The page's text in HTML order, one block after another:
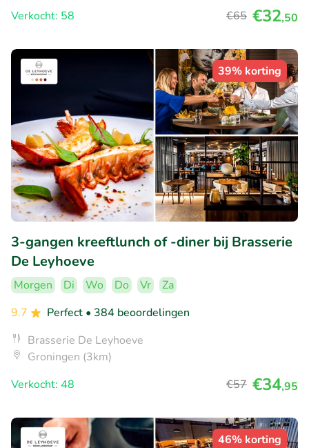
Verkocht: 58
€65 €32,50
39% korting
3-gangen kreeftlunch of -diner bij Brasserie
De Leyhoeve
Morgen Di Wo Do Vr
Za
9.7
Perfect • 384 beoordelingen
Brasserie De Leyhoeve
Groningen (3km)
Verkocht: 48
€57 €34,95
46% korting